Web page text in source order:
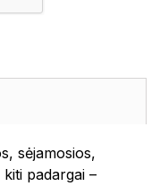
sėjamosios,
padargai –